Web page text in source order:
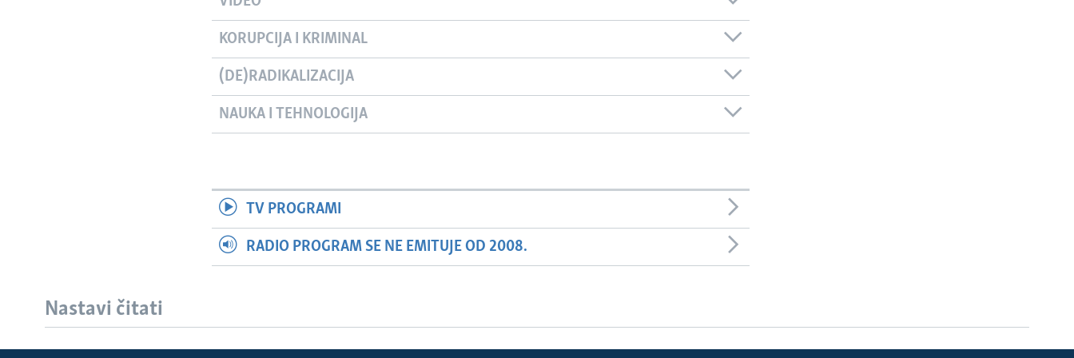
KORUPCIJA I KRIMINAL
(DE)RADIKALIZACIJA
NAUKA I TEHNOLOGIJA
TV PROGRAMI
RADIO PROGRAM SE NE EMITUJE OD 2008.
Nastavi čitati